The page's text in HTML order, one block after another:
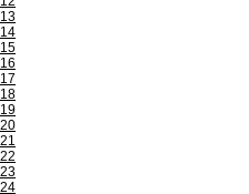
13
14
15
16
17
18
19
20
21
22
23
24